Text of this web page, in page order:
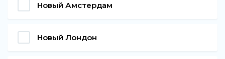
Новый Амстердам
Новый Лондон